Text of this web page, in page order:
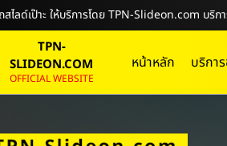
สไลด์เป๊าะ ให้บริการโดย TPN-Slideon.com บริก
TPN-
SLIDEON.COM
OFFICIAL WEBSITE
หน้าหลัก บริกา